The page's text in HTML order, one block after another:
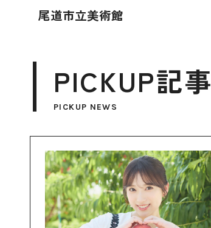
尾道市立美術館
PICKUP記事
PICKUP NEWS